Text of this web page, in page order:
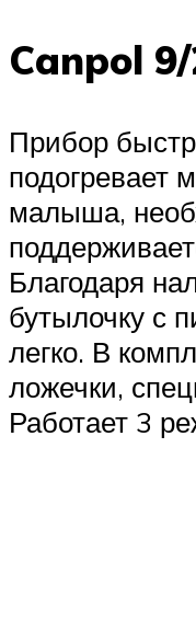
Canpol
Прибор
подогревает
малыша,
Благодаря
бутылочку с
легко. В
ложечки,
Работает 3